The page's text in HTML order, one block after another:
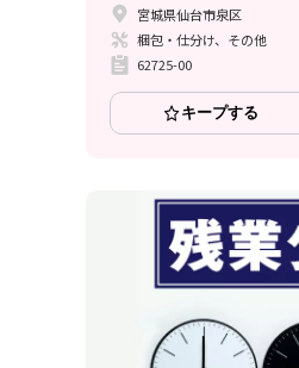
宮城県仙台市泉区
梱包・仕分け、その他
62725-00
キープする